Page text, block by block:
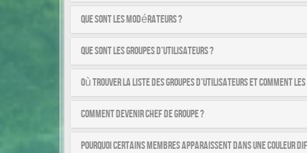
Que sont les modérateurs ?
Que sont les groupes d’utilisateurs ?
Où trouver la liste des groupes d’utilisateurs et comment
Comment devenir chef de groupe ?
Pourquoi certains membres apparaissent dans une couleur